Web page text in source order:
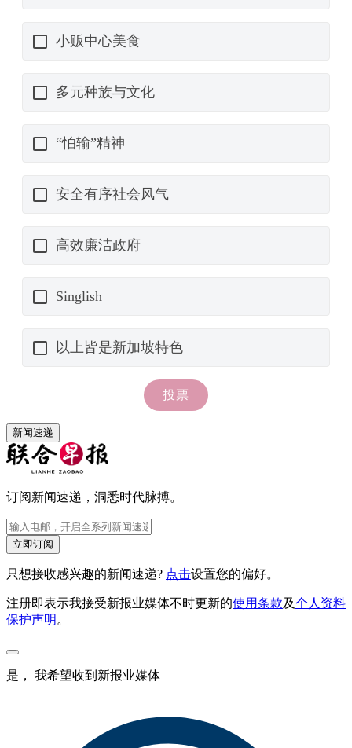
新闻速递
订阅新闻速递，洞悉时代脉搏。
立即订阅
只想接收感兴趣的新闻速递? 点击设置您的偏好。
注册即表示我接受新报业媒体不时更新的使用条款及个人资料
保护声明。
是， 我希望收到新报业媒体